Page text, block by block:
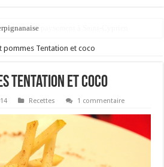
pommes Tentation et coco
Tentation et coco
Recettes 1 commentaire